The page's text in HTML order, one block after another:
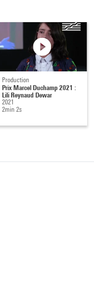
Production
Prix Marcel Duchamp 2021 :
Lili Reynaud Dewar
2021
2min 2s